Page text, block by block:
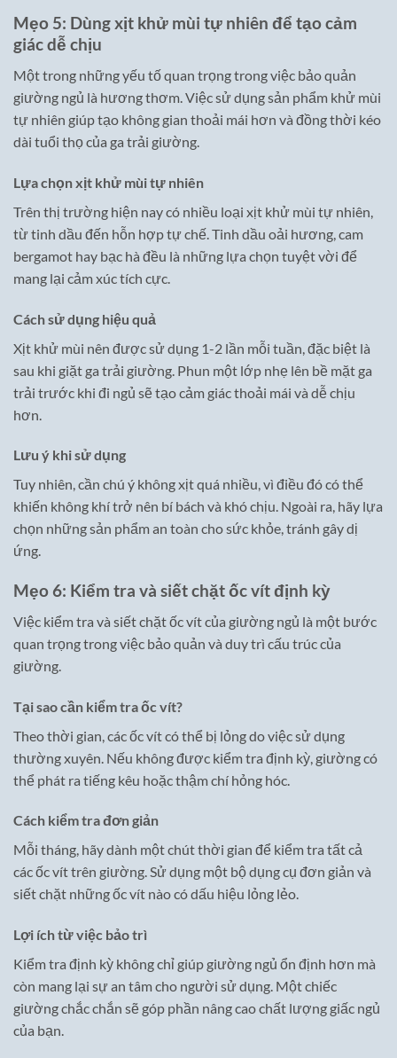
Mẹo 5: Dùng xịt khử mùi tự nhiên để tạo cảm
giác dễ chịu
Một trong những yếu tố quan trọng trong việc bảo quản
giường ngủ là hương thơm. Việc sử dụng sản phẩm khử mùi
tự nhiên giúp tạo không gian thoải mái hơn và đồng thời kéo
dài tuổi thọ của ga trải giường.
Lựa chọn xịt khử mùi tự nhiên
Trên thị trường hiện nay có nhiều loại xịt khử mùi tự nhiên,
từ tinh dầu đến hỗn hợp tự chế. Tinh dầu oải hương, cam
bergamot hay bạc hà đều là những lựa chọn tuyệt vời để
mang lại cảm xúc tích cực.
Cách sử dụng hiệu quả
Xịt khử mùi nên được sử dụng 1-2 lần mỗi tuần, đặc biệt là
sau khi giặt ga trải giường. Phun một lớp nhẹ lên bề mặt ga
trải trước khi đi ngủ sẽ tạo cảm giác thoải mái và dễ chịu
hơn.
Lưu ý khi sử dụng
Tuy nhiên, cần chú ý không xịt quá nhiều, vì điều đó có thể
khiến không khí trở nên bí bách và khó chịu. Ngoài ra, hãy lựa
chọn những sản phẩm an toàn cho sức khỏe, tránh gây dị
ứng.
Mẹo 6: Kiểm tra và siết chặt ốc vít định kỳ
Việc kiểm tra và siết chặt ốc vít của giường ngủ là một bước
quan trọng trong việc bảo quản và duy trì cấu trúc của
giường.
Tại sao cần kiểm tra ốc vít?
Theo thời gian, các ốc vít có thể bị lỏng do việc sử dụng
thường xuyên. Nếu không được kiểm tra định kỳ, giường có
thể phát ra tiếng kêu hoặc thậm chí hỏng hóc.
Cách kiểm tra đơn giản
Mỗi tháng, hãy dành một chút thời gian để kiểm tra tất cả
các ốc vít trên giường. Sử dụng một bộ dụng cụ đơn giản và
siết chặt những ốc vít nào có dấu hiệu lỏng lẻo.
Lợi ích từ việc bảo trì
Kiểm tra định kỳ không chỉ giúp giường ngủ ổn định hơn mà
còn mang lại sự an tâm cho người sử dụng. Một chiếc
giường chắc chắn sẽ góp phần nâng cao chất lượng giấc ngủ
của bạn.